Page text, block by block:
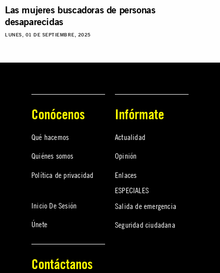
Las mujeres buscadoras de personas
desaparecidas
LUNES, 01 DE SEPTIEMBRE, 2025
Conócenos
Qué hacemos
Quiénes somos
Política de privacidad
Inicio De Sesión
Únete
Infórmate
Actualidad
Opinión
Enlaces
ESPECIALES
Salida de emergencia
Seguridad ciudadana
Contáctanos